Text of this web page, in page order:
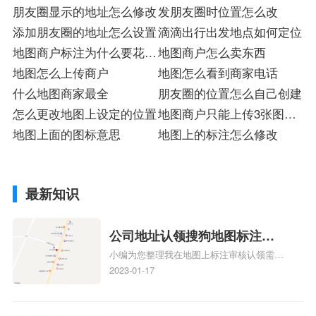
朋友圈显示的地址怎么修改发朋友圈时位置怎么改
添加朋友圈的地址怎么设置滴滴出行出发地点如何定位
地图商户标注为什么要花钱
入驻
地图商户怎么卖东西
地图怎么上传商户
地图怎么看到商家电话
什么地图商家最全
朋友圈的位置怎么自己创建
怎么更改地图上设定的位置地图商户只能上传3张图片
吗
地图上面的图标意思 地图上的标注怎么修改
最新知识
公司地址认领搜狗地图标注多
久审核？公司地址认领地图标
注多久审核？
小编为您整理我在地图上标注审核认领需要
多久、我在地图上标注审核认领需要多久
2023-01-17